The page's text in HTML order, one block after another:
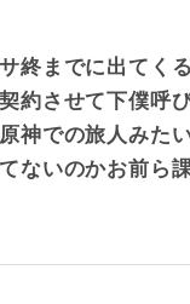
終までに出てく
約させて下僕呼
神での旅人みた
ないのかお前ら